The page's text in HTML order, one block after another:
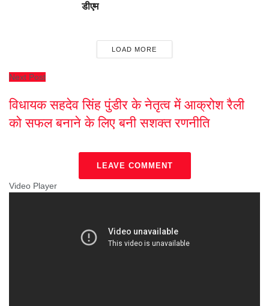
डीएम
LOAD MORE
Next Post
विधायक सहदेव सिंह पुंडीर के नेतृत्व में आक्रोश रैली
को सफल बनाने के लिए बनी सशक्त रणनीति
LEAVE COMMENT
Video Player